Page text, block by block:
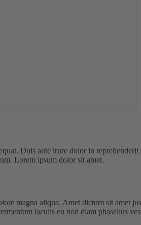
Duis aute irure dolor in
Lorem ipsum dolor sit amet.
magna aliqua. Amet dictum sit amet
iaculis eu non diam phasellus